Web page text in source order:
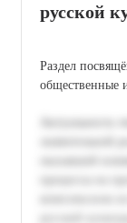
русской
Раздел
общественные